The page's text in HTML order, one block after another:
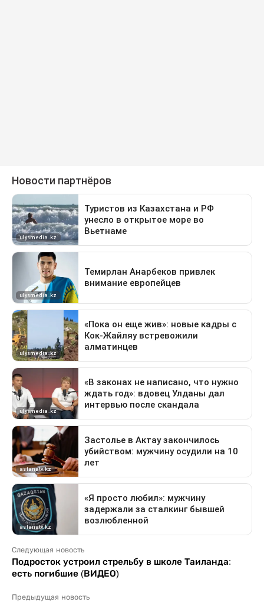
Следующая новость
Подросток устроил стрельбу в школе Таиланда:
есть погибшие (ВИДЕО)
Предыдущая новость